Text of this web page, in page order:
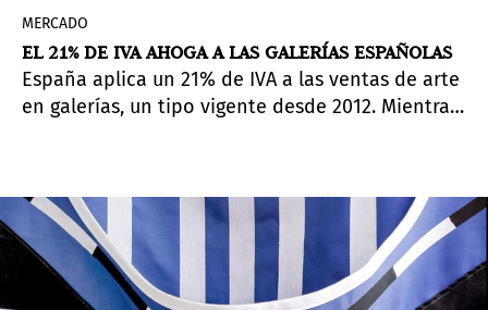
MERCADO
EL 21% DE IVA AHOGA A LAS GALERÍAS ESPAÑOLAS
España aplica un 21% de IVA a las ventas de arte
en galerías, un tipo vigente desde 2012. Mientras
galerías de arte contemporáneo, en cambio,
siguen sujetas al tipo general. Desde hace años,
el sector reclama un “IVA cultural” que equipare
el arte tanto al resto de industrias culturales